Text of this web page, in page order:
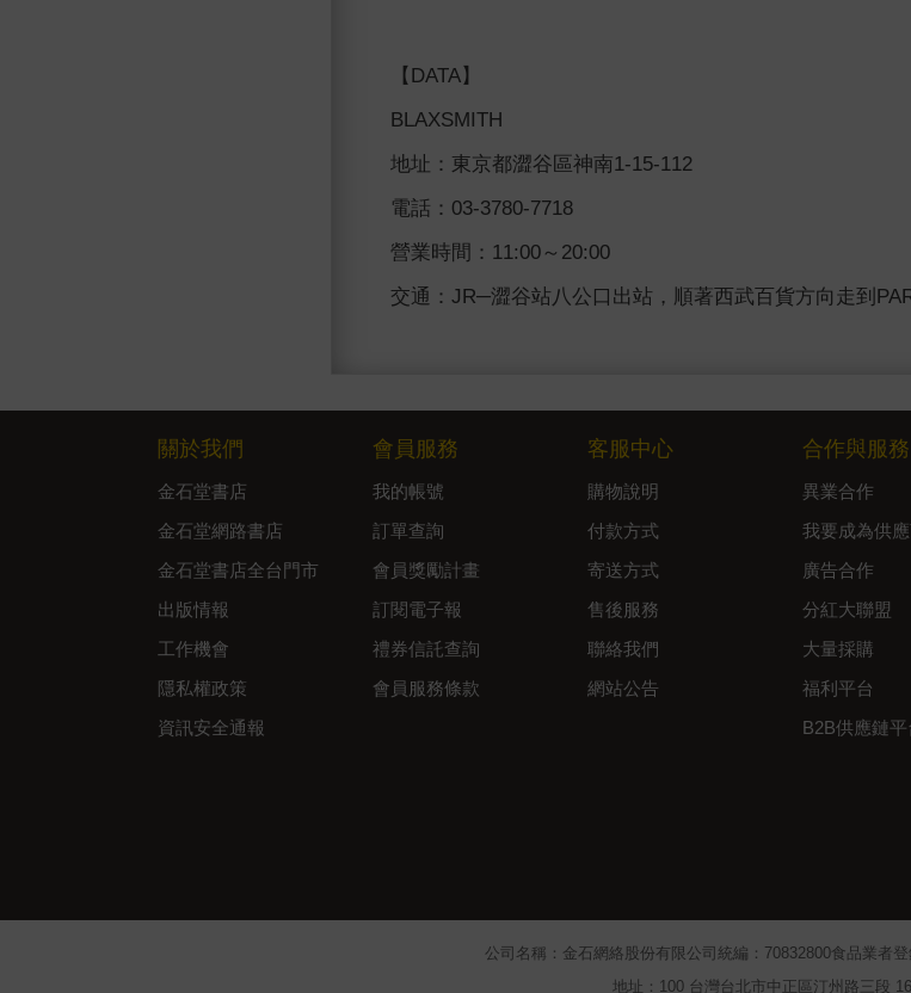
【DATA】
BLAXSMITH
地址：東京都澀谷區神南1-15-112
電話：03-3780-7718
營業時間：11:00～20:00
交通：JR─澀谷站八公口出站，順著西武百貨方向走到
關於我們
金石堂書店
金石堂網路書店
金石堂書店全台門市
出版情報
工作機會
隱私權政策
資訊安全通報
會員服務
我的帳號
訂單查詢
會員獎勵計畫
訂閱電子報
禮券信託查詢
會員服務條款
客服中心
購物說明
付款方式
寄送方式
售後服務
聯絡我們
網站公告
合作與服務
異業合作
我要成為供
廣告合作
分紅大聯盟
大量採購
福利平台
B2B供應鏈平
公司名稱：金石網絡股份有限公司 統編：70832800食品業者
地址：100 台灣台北市中正區汀州路三段